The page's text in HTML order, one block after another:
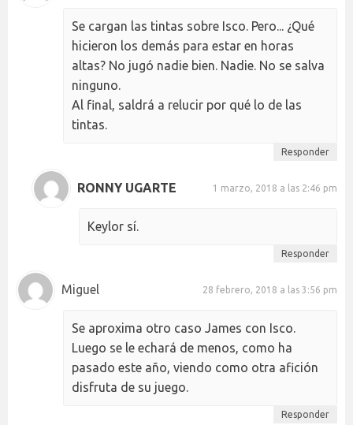
Se cargan las tintas sobre Isco. Pero... ¿Qué
hicieron los demás para estar en horas
altas? No jugó nadie bien. Nadie. No se salva
ninguno.
Al final, saldrá a relucir por qué lo de las
tintas.
Responder
RONNY UGARTE 1 marzo, 2018 a las 2:46 pm
Keylor sí.
Responder
Miguel 28 febrero, 2018 a las 3:56 pm
Se aproxima otro caso James con Isco.
Luego se le echará de menos, como ha
pasado este año, viendo como otra afición
disfruta de su juego.
Responder